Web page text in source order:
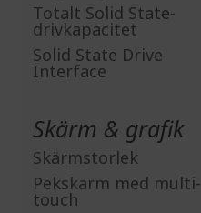
Totalt Solid State-
drivkapacitet
Solid State Drive
Interface
Skärm & grafik
Skärmstorlek
Pekskärm med multi-
touch